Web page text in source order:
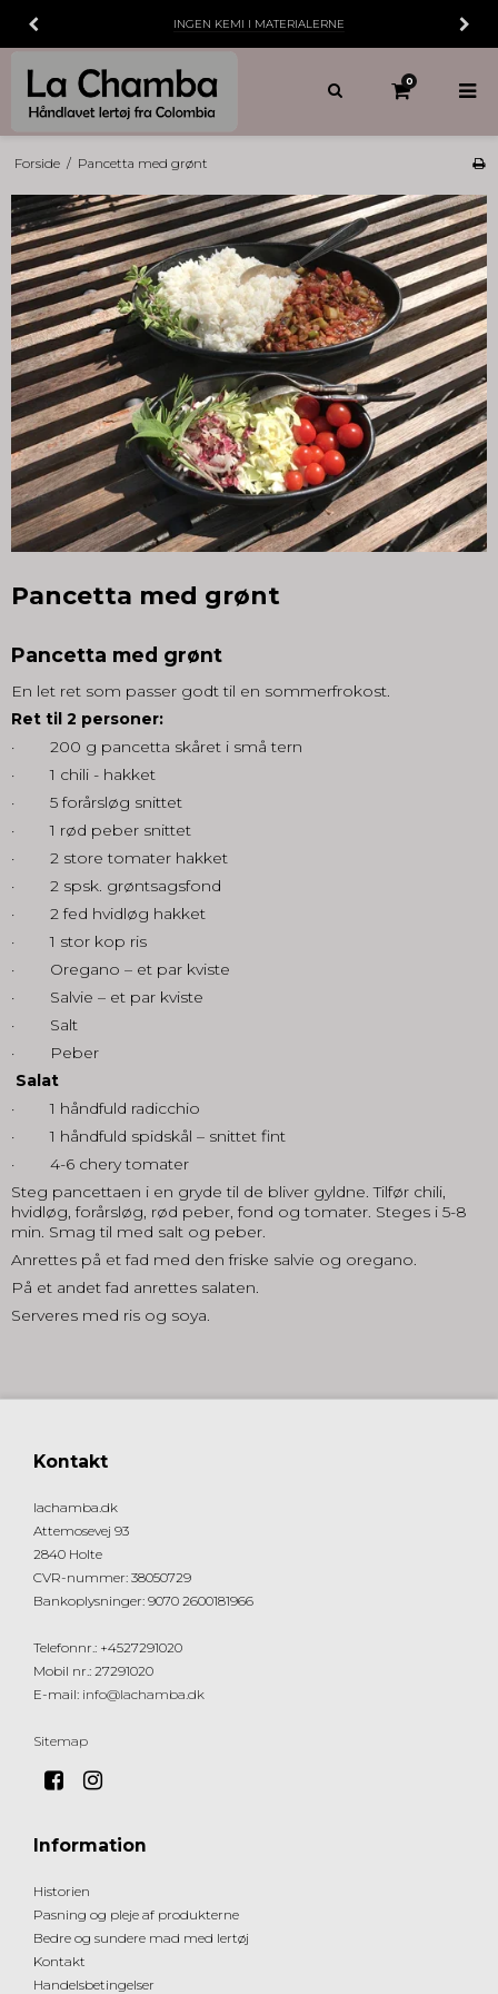
INGEN KEMI I MATERIALERNE
0
Forside / Pancetta med grønt
Pancetta med grønt
Pancetta med grønt
En let ret som passer godt til en sommerfrokost.
Ret til 2 personer:
· 200 g pancetta skåret i små tern
· 1 chili - hakket
· 5 forårsløg snittet
· 1 rød peber snittet
· 2 store tomater hakket
· 2 spsk. grøntsagsfond
· 2 fed hvidløg hakket
· 1 stor kop ris
· Oregano – et par kviste
· Salvie – et par kviste
· Salt
· Peber
Salat
· 1 håndfuld radicchio
· 1 håndfuld spidskål – snittet fint
· 4-6 chery tomater
Steg pancettaen i en gryde til de bliver gyldne. Tilfør chili,
hvidløg, forårsløg, rød peber, fond og tomater. Steges i 5-8
min. Smag til med salt og peber.
Anrettes på et fad med den friske salvie og oregano.
På et andet fad anrettes salaten.
Serveres med ris og soya.
Kontakt
lachamba.dk
Attemosevej 93
2840 Holte
CVR-nummer: 38050729
Bankoplysninger: 9070 2600181966
Telefonnr. : +4527291020
Mobil nr. : 27291020
E-mail: info@lachamba.dk
Sitemap
Information
Historien
Pasning og pleje af produkterne
Bedre og sundere mad med lertøj
Kontakt
Handelsbetingelser